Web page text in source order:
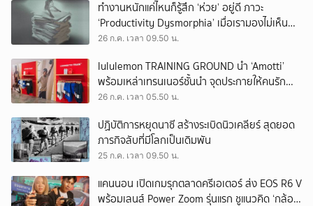
ทำงานหนักแค่ไหนก็รู้สึก ‘ห่วย’ อยู่ดี ภาวะ
‘Productivity Dysmorphia’ เมื่อเรามองไม่เห็น
ความสำเร็จของตัวเอง
26 ก.ค. เวลา 09.50 น.
lululemon TRAINING GROUND นำ ‘Amotti’
พร้อมเหล่าเทรนเนอร์ชั้นนำ จุดประกายให้คนรัก
สุขภาพ ผ่านแนวคิด ‘Yet’
26 ก.ค. เวลา 05.50 น.
ปฏิบัติการหยุดนาซี สร้างระเบิดนิวเคลียร์ สุดยอด
ภารกิจลับที่มีโลกเป็นเดิมพัน
25 ก.ค. เวลา 09.50 น.
แคนนอน เปิดเกมรุกตลาดครีเอเตอร์ ส่ง EOS R6 V
พร้อมเลนส์ Power Zoom รุ่นแรก ชูแนวคิด ‘กล้อง